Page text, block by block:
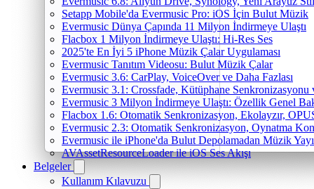
Setapp Mobile'da Evermusic Pro: iOS İçin Bulut Müzik
Evermusic Dünya Çapında 11 Milyon İndirmeye Ulaştı
Flacbox 1 Milyon İndirmeye Ulaştı: Hi-Res Ses
2025'te En İyi 5 iPhone Müzik Çalar Uygulaması
Evermusic Tanıtım Videosu: Bulut Müzik Çalar
Evermusic 3.6: CarPlay, VoiceOver ve Daha Fazlası
Evermusic 3.1: Crossfade, Kütüphane Senkronizasyonu
Evermusic 3 Milyon İndirmeye Ulaştı: Özellik Genel
Flacbox 1.6: Otomatik Senkronizasyon, Ekolayzır,
Evermusic 2.3: Otomatik Senkronizasyon, Oynatma
Evermusic ile iPhone'da Bulut Depolamadan Müzik
AVAssetResourceLoader ile iOS Ses Akışı
Belgeler
Kullanım Kılavuzu